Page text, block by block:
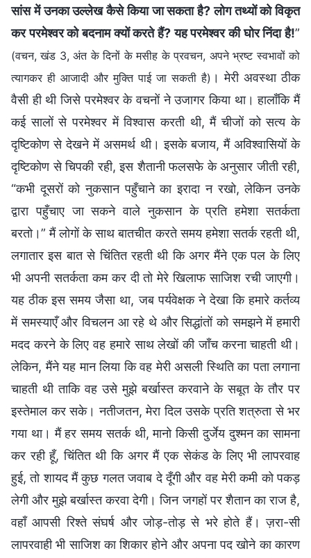
सांस में उनका उल्लेख कैसे किया जा सकता है? लोग तथ्यों को विकृत
कर परमेश्वर को बदनाम क्यों करते हैं? यह परमेश्वर की घोर निंदा है!”
(वचन, खंड 3, अंत के दिनों के मसीह के प्रवचन, अपने भ्रष्ट स्वभावों को
त्यागकर ही आजादी और मुक्ति पाई जा सकती है) । मेरी अवस्था ठीक
वैसी ही थी जिसे परमेश्वर के वचनों ने उजागर किया था। हालाँकि मैं
कई सालों से परमेश्वर में विश्वास करती थी, मैं चीजों को सत्य के
दृष्टिकोण से देखने में असमर्थ थी। इसके बजाय, मैं अविश्वासियों के
दृष्टिकोण से चिपकी रही, इस शैतानी फलसफे के अनुसार जीती रही,
“कभी दूसरों को नुकसान पहुँचाने का इरादा न रखो, लेकिन उनके
द्वारा पहुँचाए जा सकने वाले नुकसान के प्रति हमेशा सतर्कता
बरतो।” मैं लोगों के साथ बातचीत करते समय हमेशा सतर्क रहती थी,
लगातार इस बात से चिंतित रहती थी कि अगर मैंने एक पल के लिए
भी अपनी सतर्कता कम कर दी तो मेरे खिलाफ साजिश रची जाएगी।
यह ठीक इस समय जैसा था, जब पर्यवेक्षक ने देखा कि हमारे कर्तव्य
में समस्याएँ और विचलन आ रहे थे और सिद्धांतों को समझने में हमारी
मदद करने के लिए वह हमारे साथ लेखों की जाँच करना चाहती थी।
लेकिन, मैंने यह मान लिया कि वह मेरी असली स्थिति का पता लगाना
चाहती थी ताकि वह उसे मुझे बर्खास्त करवाने के सबूत के तौर पर
इस्तेमाल कर सके। नतीजतन, मेरा दिल उसके प्रति शत्रुता से भर
गया था। मैं हर समय सतर्क थी, मानो किसी दुर्जेय दुश्मन का सामना
कर रही हूँ, चिंतित थी कि अगर मैं एक सेकंड के लिए भी लापरवाह
हुई, तो शायद मैं कुछ गलत जवाब दे दूँगी और वह मेरी कमी को पकड़
लेगी और मुझे बर्खास्त करवा देगी। जिन जगहों पर शैतान का राज है,
वहाँ आपसी रिश्ते संघर्ष और जोड़-तोड़ से भरे होते हैं। ज़रा-सी
लापरवाही भी साजिश का शिकार होने और अपना पद खोने का कारण